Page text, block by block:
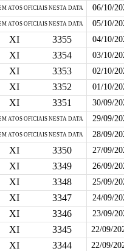
ATOS OFICIAIS NESTA DATA 06/10/
ATOS OFICIAIS NESTA DATA 05/10/
XI 3355 04/10/
XI 3354 03/10/
XI 3353 02/10/
XI 3352 01/10/
XI 3351 30/09/
ATOS OFICIAIS NESTA DATA 29/09/
ATOS OFICIAIS NESTA DATA 28/09/
XI 3350 27/09/
XI 3349 26/09/
XI 3348 25/09/
XI 3347 24/09/
XI 3346 23/09/
XI 3345 22/09/
XI 3344 22/09/